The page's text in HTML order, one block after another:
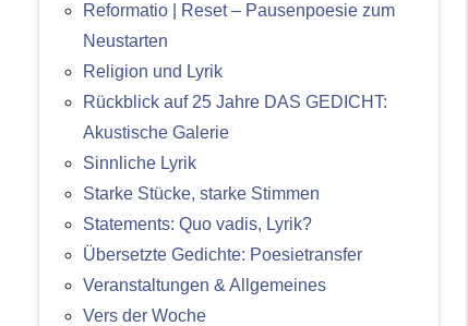
Reformatio | Reset – Pausenpoesie zum
Neustarten
Religion und Lyrik
Rückblick auf 25 Jahre DAS GEDICHT:
Akustische Galerie
Sinnliche Lyrik
Starke Stücke, starke Stimmen
Statements: Quo vadis, Lyrik?
Übersetzte Gedichte: Poesietransfer
Veranstaltungen & Allgemeines
Vers der Woche